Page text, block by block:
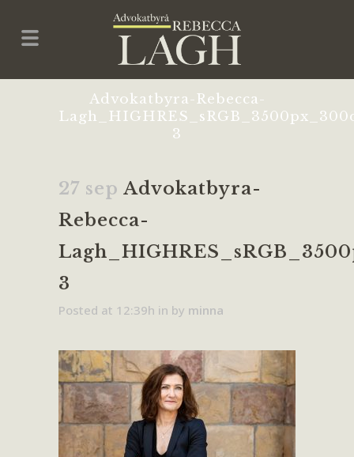
Advokatbyra-Rebecca-
3
27 sep Advokatbyra-
Rebecca-
3
Posted at 12:39h in by minna